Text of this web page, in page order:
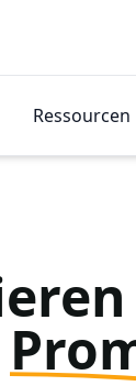
Ressourcen